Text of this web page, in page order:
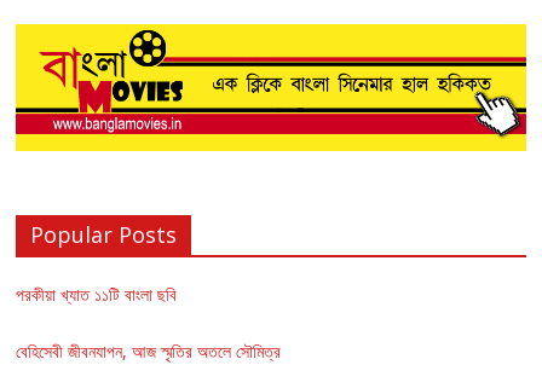
Popular Posts
পরকীয়া খ্যাত ১১টি বাংলা ছবি
বেহিসেবী জীবনযাপন, আজ স্মৃতির অতলে সৌমিত্র